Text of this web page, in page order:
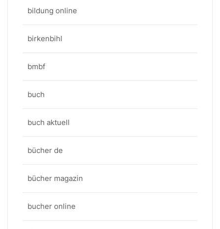
bildung online
birkenbihl
bmbf
buch
buch aktuell
bücher de
bücher magazin
bucher online